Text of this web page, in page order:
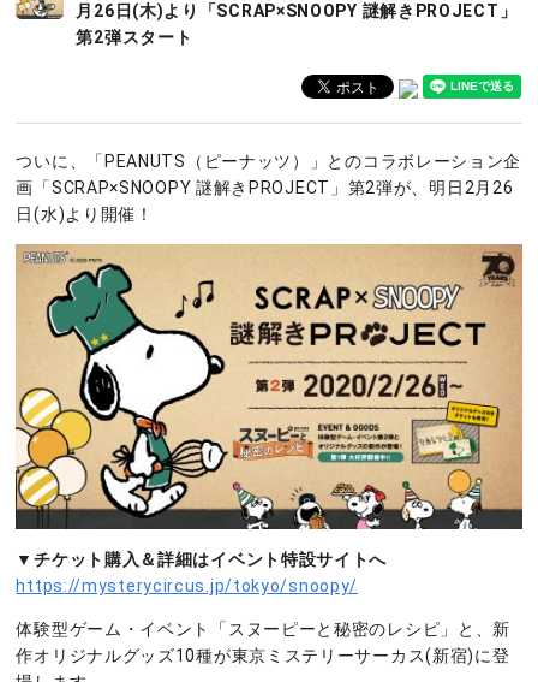
月26日(木)より「SCRAP×SNOOPY 謎解きPROJECT」
第2弾スタート
ついに、「PEANUTS（ピーナッツ）」とのコラボレーション企
画「SCRAP×SNOOPY 謎解きPROJECT」第2弾が、明日2月26
日(水)より開催！
▼チケット購入＆詳細はイベント特設サイトへ
https://mysterycircus.jp/tokyo/snoopy/
体験型ゲーム・イベント「スヌーピーと秘密のレシピ」と、新
作オリジナルグッズ10種が東京ミステリーサーカス(新宿)に登